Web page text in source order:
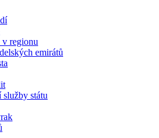
regionu
emirátů
státu